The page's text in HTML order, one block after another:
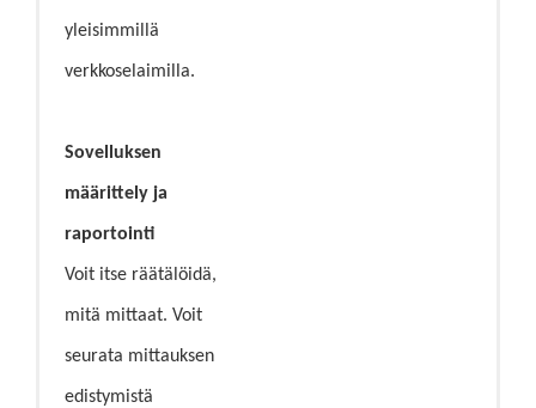
yleisimmillä
verkkoselaimilla.
Sovelluksen
määrittely ja
raportointi
Voit itse räätälöidä,
mitä mittaat. Voit
seurata mittauksen
edistymistä